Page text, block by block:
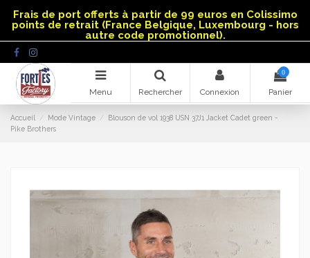
Frais de port offerts à partir de 99 euros en Colissimo
points de retrait (France Belgique, Luxembourg - hors
autre code promotionnel).
Menu Rechercher Connexion
0
Panier
Accueil Mode Vintage
Blouson de vol 1938 USN 37J1 Jacket Cadet green -
Pike Brothers